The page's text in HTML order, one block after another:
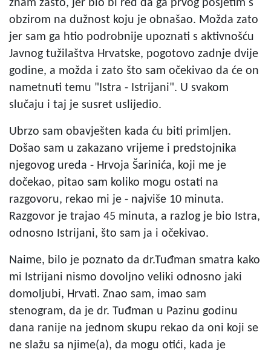
znam zašto, jer bio bi red da ga prvog posjetim s
obzirom na dužnost koju je obnašao. Možda zato
jer sam ga htio podrobnije upoznati s aktivnošću
Javnog tužilaštva Hrvatske, pogotovo zadnje dvije
godine, a možda i zato što sam očekivao da će on
nametnuti temu "Istra - Istrijani". U svakom
slučaju i taj je susret uslijedio.
Ubrzo sam obavješten kada ću biti primljen.
Došao sam u zakazano vrijeme i predstojnika
njegovog ureda - Hrvoja Šarinića, koji me je
dočekao, pitao sam koliko mogu ostati na
razgovoru, rekao mi je - najviše 10 minuta.
Razgovor je trajao 45 minuta, a razlog je bio Istra,
odnosno Istrijani, što sam ja i očekivao.
Naime, bilo je poznato da dr.Tuđman smatra kako
mi Istrijani nismo dovoljno veliki odnosno jaki
domoljubi, Hrvati. Znao sam, imao sam
stenogram, da je dr. Tuđman u Pazinu godinu
dana ranije na jednom skupu rekao da oni koji se
ne slažu sa njime(a), da mogu otići, kada je